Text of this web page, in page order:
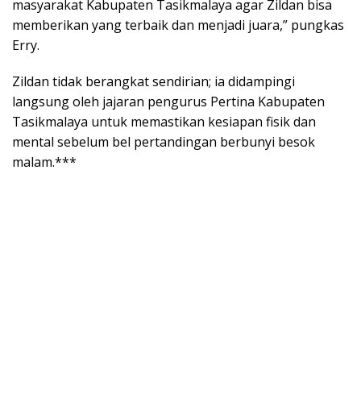
masyarakat Kabupaten Tasikmalaya agar Zildan bisa
memberikan yang terbaik dan menjadi juara,” pungkas
Erry.
Zildan tidak berangkat sendirian; ia didampingi
langsung oleh jajaran pengurus Pertina Kabupaten
Tasikmalaya untuk memastikan kesiapan fisik dan
mental sebelum bel pertandingan berbunyi besok
malam.***